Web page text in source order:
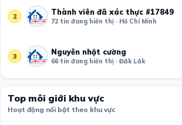
2 Thành viên đã xác thực #17849
72 tin đang hiển thị · Hồ Chí Minh
3 Nguyễn nhật cường
66 tin đang hiển thị · Đắk Lắk
Top môi giới khu vực
Hoạt động nổi bật theo khu vực